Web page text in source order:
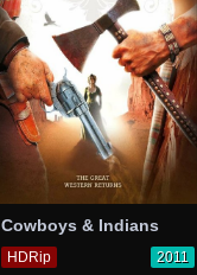
Cowboys & Indians
HDRip 2011